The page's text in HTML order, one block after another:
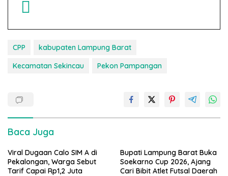
CPP
kabupaten Lampung Barat
Kecamatan Sekincau
Pekon Pampangan
Baca Juga
Viral Dugaan Calo SIM A di
Pekalongan, Warga Sebut
Tarif Capai Rp1,2 Juta
Bupati Lampung Barat Buka
Soekarno Cup 2026, Ajang
Cari Bibit Atlet Futsal Daerah